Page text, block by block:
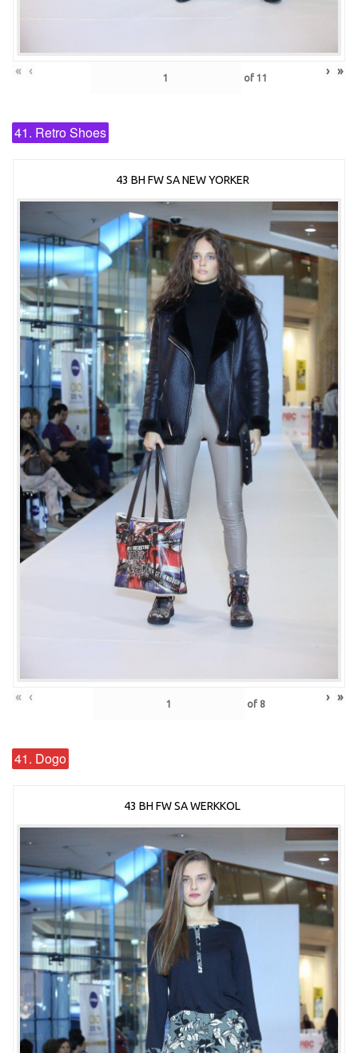
« ‹ of 11 › »
41. Retro Shoes
43 BH FW SA NEW YORKER
« ‹ of 8 › »
41. Dogo
43 BH FW SA WERKKOL